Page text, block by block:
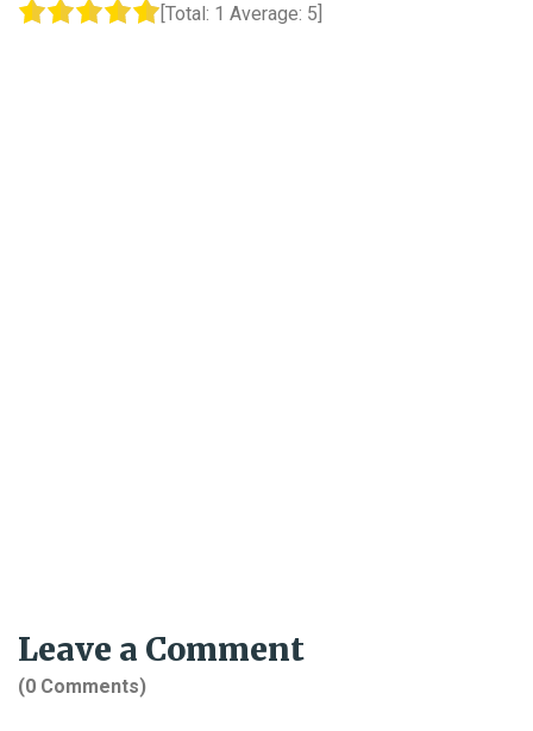
[Total: 1 Average: 5
Leave a Comment
(0 Comments)